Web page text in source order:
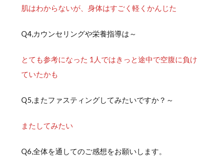
肌はわからないが、身体はすごく軽くかんじた
Q4,カウンセリングや栄養指導は～
とても参考になった 1人ではきっと途中で空腹に負け
ていたかも
Q5,またファスティングしてみたいですか？～
またしてみたい
Q6,全体を通してのご感想をお願いします。